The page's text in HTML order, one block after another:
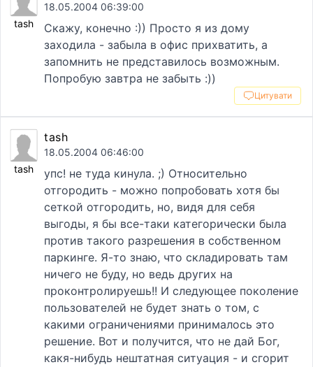
tash
18.05.2004 06:39:00
Скажу, конечно :)) Просто я из дому
заходила - забыла в офис прихватить, а
запомнить не представилось возможным.
Попробую завтра не забыть :))
Цитувати
tash
tash
18.05.2004 06:46:00
упс! не туда кинула. ;) Относительно
отгородить - можно попробовать хотя бы
сеткой отгородить, но, видя для себя
выгоды, я бы все-таки категорически была
против такого разрешения в собственном
паркинге. Я-то знаю, что складировать там
ничего не буду, но ведь других на
проконтролируешь!! И следующее поколение
пользователей не будет знать о том, с
какими ограничениями принималось это
решение. Вот и получится, что не дай Бог,
какя-нибудь нештатная ситуация - и сгорит